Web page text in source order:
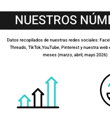
NUESTROS
Datos recopilados de nuestras redes sociales:
Threads, TikTok,YouTube, Pinterest y nuestra
meses (marzo, abril, mayo 2026)